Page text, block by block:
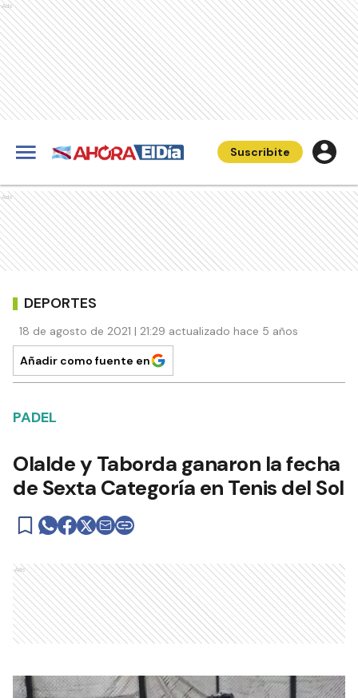
Ads
Suscribite
Ads
DEPORTES
18 de agosto de 2021 | 21:29 actualizado hace 5 años
Añadir como fuente en
PADEL
Olalde y Taborda ganaron la fecha
de Sexta Categoría en Tenis del Sol
Ads